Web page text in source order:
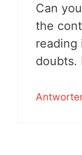
Can
the
reading
doubts.